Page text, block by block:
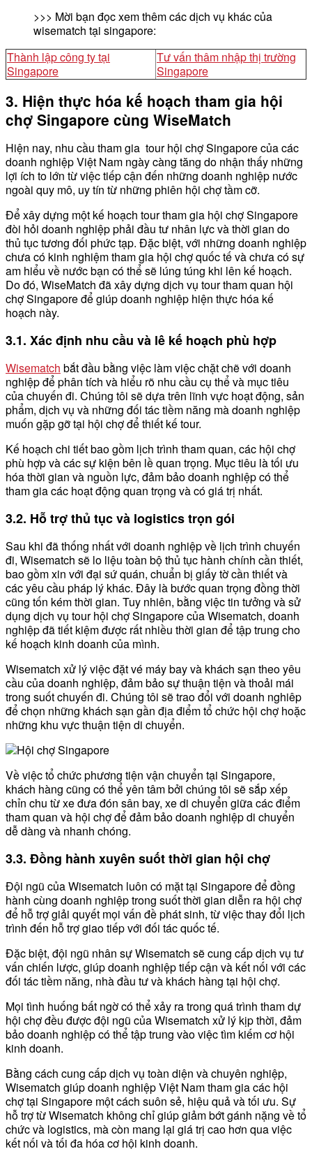
>>> Mời bạn đọc xem thêm các dịch vụ khác của
wisematch tại singapore:
Thành lập công ty tại
Singapore
Tư vấn thâm nhập thị trường
Singapore
3. Hiện thực hóa kế hoạch tham gia hội
chợ Singapore cùng WiseMatch
Hiện nay, nhu cầu tham gia tour hội chợ Singapore của các
doanh nghiệp Việt Nam ngày càng tăng do nhận thấy những
lợi ích to lớn từ việc tiếp cận đến những doanh nghiệp nước
ngoài quy mô, uy tín từ những phiên hội chợ tầm cỡ.
Để xây dựng một kế hoạch tour tham gia hội chợ Singapore
đòi hỏi doanh nghiệp phải đầu tư nhân lực và thời gian do
thủ tục tương đối phức tạp. Đặc biệt, với những doanh nghiệp
chưa có kinh nghiệm tham gia hội chợ quốc tế và chưa có sự
am hiểu về nước bạn có thể sẽ lúng túng khi lên kế hoạch.
Do đó, WiseMatch đã xây dựng dịch vụ tour tham quan hội
chợ Singapore để giúp doanh nghiệp hiện thực hóa kế
hoạch này.
3.1. Xác định nhu cầu và lê kế hoạch phù hợp
Wisematch bắt đầu bằng việc làm việc chặt chẽ với doanh
nghiệp để phân tích và hiểu rõ nhu cầu cụ thể và mục tiêu
của chuyến đi. Chúng tôi sẽ dựa trên lĩnh vực hoạt động, sản
phẩm, dịch vụ và những đối tác tiềm năng mà doanh nghiệp
muốn gặp gỡ tại hội chợ để thiết kế tour.
Kế hoạch chi tiết bao gồm lịch trình tham quan, các hội chợ
phù hợp và các sự kiện bên lề quan trọng. Mục tiêu là tối ưu
hóa thời gian và nguồn lực, đảm bảo doanh nghiệp có thể
tham gia các hoạt động quan trọng và có giá trị nhất.
3.2. Hỗ trợ thủ tục và logistics trọn gói
Sau khi đã thống nhất với doanh nghiệp về lịch trình chuyến
đi, Wisematch sẽ lo liệu toàn bộ thủ tục hành chính cần thiết,
bao gồm xin với đại sứ quán, chuẩn bị giấy tờ cần thiết và
các yêu cầu pháp lý khác. Đây là bước quan trọng đồng thời
cũng tốn kém thời gian. Tuy nhiên, bằng việc tin tưởng và sử
dụng dịch vụ tour hội chợ Singapore của Wisematch, doanh
nghiệp đã tiết kiệm được rất nhiều thời gian để tập trung cho
kế hoạch kinh doanh của mình.
Wisematch xử lý việc đặt vé máy bay và khách sạn theo yêu
cầu của doanh nghiệp, đảm bảo sự thuận tiện và thoải mái
trong suốt chuyến đi. Chúng tôi sẽ trao đổi với doanh nghiêp
để chọn những khách sạn gần địa điểm tổ chức hội chợ hoặc
những khu vực thuận tiện di chuyển.
Về việc tổ chức phương tiện vận chuyển tại Singapore,
khách hàng cũng có thể yên tâm bởi chúng tôi sẽ sắp xếp
chỉn chu từ xe đưa đón sân bay, xe di chuyển giữa các điểm
tham quan và hội chợ để đảm bảo doanh nghiệp di chuyển
dễ dàng và nhanh chóng.
3.3. Đồng hành xuyên suốt thời gian hội chợ
Đội ngũ của Wisematch luôn có mặt tại Singapore để đồng
hành cùng doanh nghiệp trong suốt thời gian diễn ra hội chợ
để hỗ trợ giải quyết mọi vấn đề phát sinh, từ việc thay đổi lịch
trình đến hỗ trợ giao tiếp với đối tác quốc tế.
Đặc biệt, đội ngũ nhân sự Wisematch sẽ cung cấp dịch vụ tư
vấn chiến lược, giúp doanh nghiệp tiếp cận và kết nối với các
đối tác tiềm năng, nhà đầu tư và khách hàng tại hội chợ.
Mọi tình huống bất ngờ có thể xảy ra trong quá trình tham dự
hội chợ đều được đội ngũ của Wisematch xử lý kịp thời, đảm
bảo doanh nghiệp có thể tập trung vào việc tìm kiếm cơ hội
kinh doanh.
Bằng cách cung cấp dịch vụ toàn diện và chuyên nghiệp,
Wisematch giúp doanh nghiệp Việt Nam tham gia các hội
chợ tại Singapore một cách suôn sẻ, hiệu quả và tối ưu. Sự
hỗ trợ từ Wisematch không chỉ giúp giảm bớt gánh nặng về tổ
chức và logistics, mà còn mang lại giá trị cao hơn qua việc
kết nối và tối đa hóa cơ hội kinh doanh.